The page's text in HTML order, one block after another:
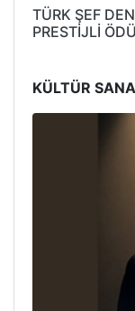
TÜRK ŞEF
PRESTİJLİ
KÜLTÜR